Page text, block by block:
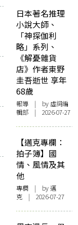
日本著名推理
小說大師、
「神探伽利
略」系列、
《解憂雜貨
店》作者東野
圭吾逝世 享年
68歲
報導 | by 虛詞編
輯部 | 2026-07-27
【邁克專欄：
拍子簿】國
情、風情及其
他
專欄 | by邁
克 | 2026-07-27